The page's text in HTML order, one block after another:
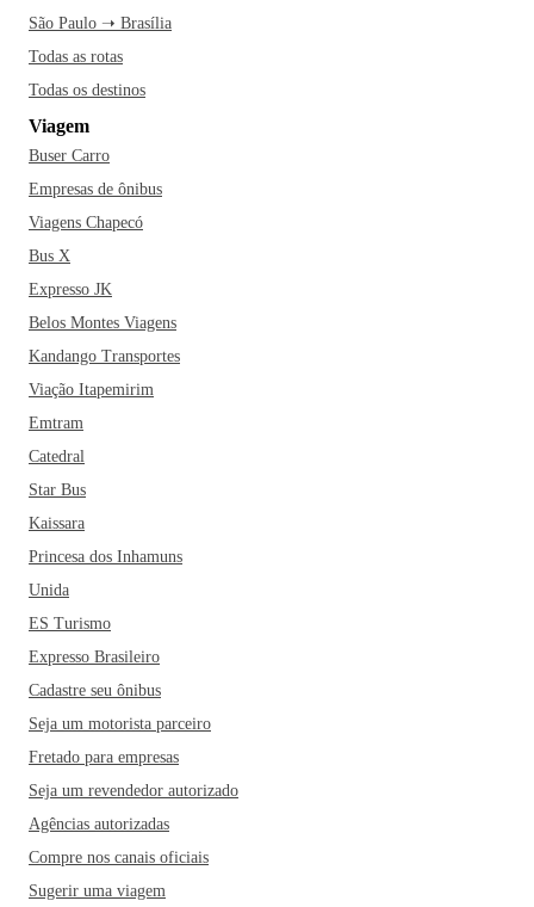
São Paulo ➝ Brasília
Todas as rotas
Todas os destinos
Viagem
Buser Carro
Empresas de ônibus
Viagens Chapecó
Bus X
Expresso JK
Belos Montes Viagens
Kandango Transportes
Viação Itapemirim
Emtram
Catedral
Star Bus
Kaissara
Princesa dos Inhamuns
Unida
ES Turismo
Expresso Brasileiro
Cadastre seu ônibus
Seja um motorista parceiro
Fretado para empresas
Seja um revendedor autorizado
Agências autorizadas
Compre nos canais oficiais
Sugerir uma viagem